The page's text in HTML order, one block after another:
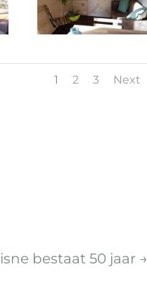
1 2 3 Next
bestaat 50 jaar →